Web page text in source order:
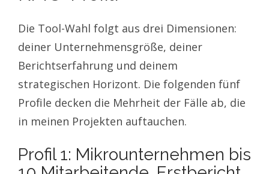
Die Tool-Wahl folgt aus drei Dimensionen:
deiner Unternehmensgröße, deiner
Berichtserfahrung und deinem
strategischen Horizont. Die folgenden fünf
Profile decken die Mehrheit der Fälle ab, die
in meinen Projekten auftauchen.
Profil 1: Mikrounternehmen bis